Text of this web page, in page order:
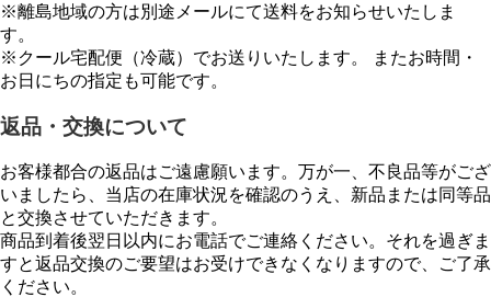
※離島地域の方は別途メールにて送料をお知らせいたしま
す。
※クール宅配便（冷蔵）でお送りいたします。 またお時間・
お日にちの指定も可能です。
返品・交換について
お客様都合の返品はご遠慮願います。万が一、不良品等がござ
いましたら、当店の在庫状況を確認のうえ、新品または同等品
と交換させていただきます。
商品到着後翌日以内にお電話でご連絡ください。それを過ぎま
すと返品交換のご要望はお受けできなくなりますので、ご了承
ください。